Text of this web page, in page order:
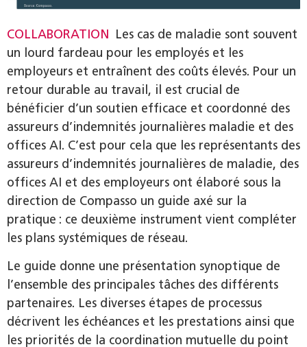
COLLABORATION Les cas de maladie sont souvent
un lourd fardeau pour les employés et les
employeurs et entraînent des coûts élevés. Pour un
retour durable au travail, il est crucial de
bénéficier d’un soutien efficace et coordonné des
assureurs d’indemnités journalières maladie et des
offices AI. C’est pour cela que les représentants des
assureurs d’indemnités journalières de maladie, des
offices AI et des employeurs ont élaboré sous la
direction de Compasso un guide axé sur la
pratique : ce deuxième instrument vient compléter
les plans systémiques de réseau.
Le guide donne une présentation synoptique de
l’ensemble des principales tâches des différents
partenaires. Les diverses étapes de processus
décrivent les échéances et les prestations ainsi que
les priorités de la coordination mutuelle du point